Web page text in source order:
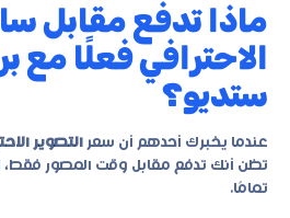
ماذا تدفع مقابل
الاحترافي فعلًا مع
ستديو؟
عندما يخبرك أحدهم أن سعر التصوير
تظن أنك تدفع مقابل وقت المصور فقط،
تمامًا.